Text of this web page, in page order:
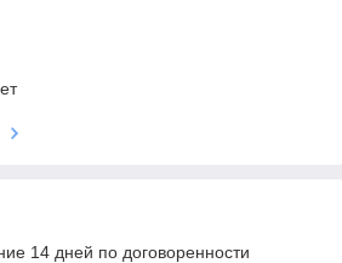
14 дней по договоренности